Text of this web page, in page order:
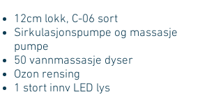
12cm lokk, C-06 sort
Sirkulasjonspumpe og massasje
pumpe
50 vannmassasje dyser
Ozon rensing
1 stort innv LED lys